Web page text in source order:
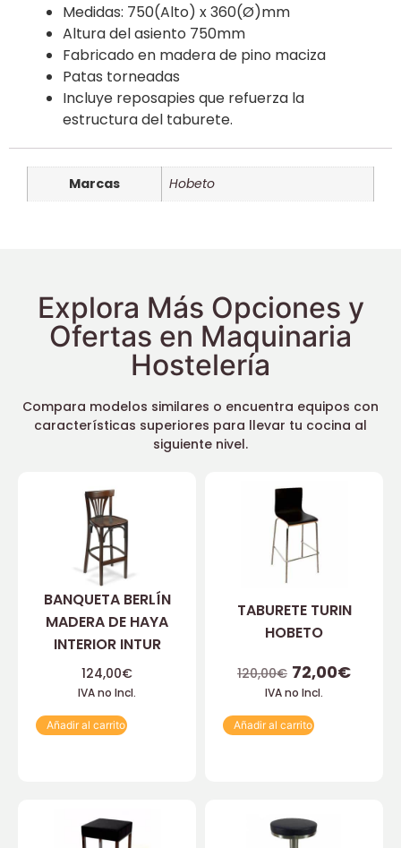
Medidas: 750(Alto) x 360(Ø)mm
Altura del asiento 750mm
Fabricado en madera de pino maciza
Patas torneadas
Incluye reposapies que refuerza la
estructura del taburete.
Marcas Hobeto
Explora Más Opciones y
Ofertas en Maquinaria
Hostelería
Compara modelos similares o encuentra equipos con
características superiores para llevar tu cocina al
siguiente nivel.
BANQUETA BERLÍN
MADERA DE HAYA
INTERIOR INTUR
124,00€
IVA no Incl.
Añadir al carrito
TABURETE TURIN
HOBETO
120,00€ 72,00€
IVA no Incl.
Añadir al carrito